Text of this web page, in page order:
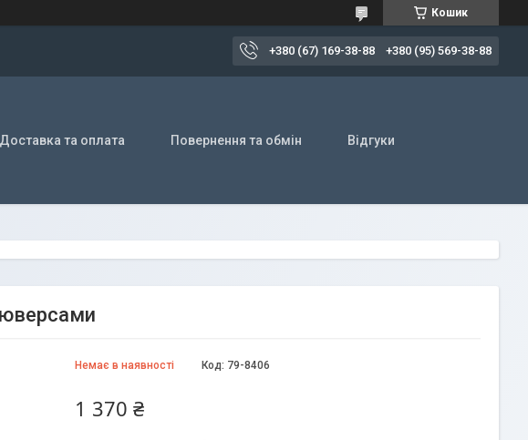
Кошик
+380 (67) 169-38-88 +380 (95) 569-38-88
Доставка та оплата Повернення та обмін Відгуки
Немає в наявності Код: 79-8406
1 370 ₴